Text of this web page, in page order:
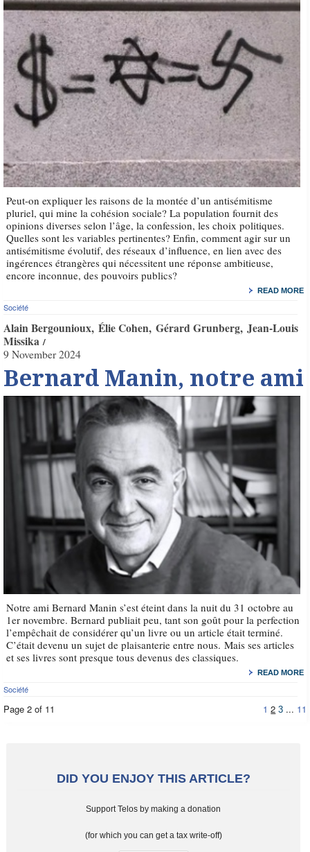
Peut-on expliquer les raisons de la montée d’un antisémitisme
pluriel, qui mine la cohésion sociale? La population fournit des
opinions diverses selon l’âge, la confession, les choix politiques.
Quelles sont les variables pertinentes? Enfin, comment agir sur un
antisémitisme évolutif, des réseaux d’influence, en lien avec des
ingérences étrangères qui nécessitent une réponse ambitieuse,
encore inconnue, des pouvoirs publics?
READ MORE
Société
Alain Bergounioux Élie Cohen Gérard Grunberg Jean-Louis
Missika
9 November 2024
Bernard Manin, notre ami
Notre ami Bernard Manin s’est éteint dans la nuit du 31 octobre au
1er novembre. Bernard publiait peu, tant son goût pour la perfection
l’empêchait de considérer qu’un livre ou un article était terminé.
C’était devenu un sujet de plaisanterie entre nous. Mais ses articles
et ses livres sont presque tous devenus des classiques.
READ MORE
Société
Page 2 of 11 12 3 ... 11
DID YOU ENJOY THIS ARTICLE?
Support Telos by making a donation
(for which you can get a tax write-off)